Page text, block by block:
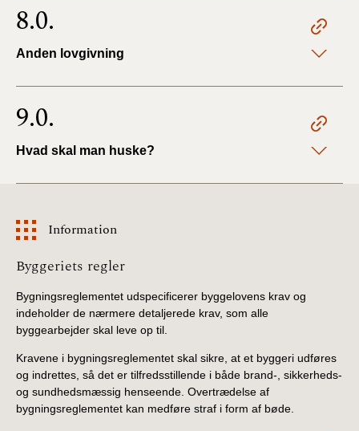
8.0.
Anden lovgivning
9.0.
Hvad skal man huske?
Information
Information
Byggeriets regler
Bygningsreglementet udspecificerer byggelovens krav og
indeholder de nærmere detaljerede krav, som alle
byggearbejder skal leve op til.
Kravene i bygningsreglementet skal sikre, at et byggeri udføres
og indrettes, så det er tilfredsstillende i både brand-, sikkerheds-
og sundhedsmæssig henseende. Overtrædelse af
bygningsreglementet kan medføre straf i form af bøde.